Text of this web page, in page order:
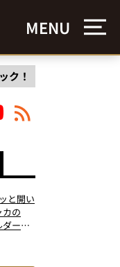
MENU
ク！
と開い
の
ダーバ